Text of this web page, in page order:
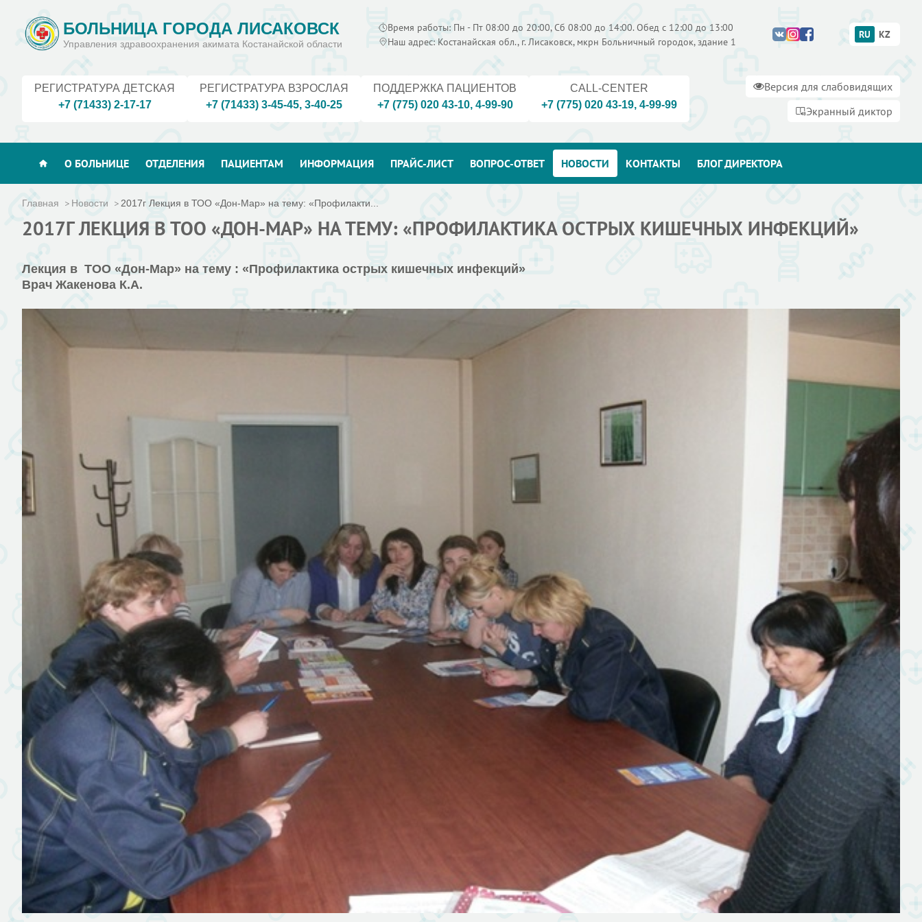
БОЛЬНИЦА ГОРОДА ЛИСАКОВСК
Управления здравоохранения акимата Костанайской области
Время работы: Пн - Пт 08:00 до 20:00, Сб 08:00 до 14:00. Обед с 12:00 до 13:00
Наш адрес: Костанайская обл., г. Лисаковск, мкрн Больничный городок, здание 1
RU KZ
РЕГИСТРАТУРА ДЕТСКАЯ
+7 (71433) 2-17-17
РЕГИСТРАТУРА ВЗРОСЛАЯ
+7 (71433) 3-45-45, 3-40-25
ПОДДЕРЖКА ПАЦИЕНТОВ
+7 (775) 020 43-10, 4-99-90
CALL-CENTER
+7 (775) 020 43-19, 4-99-99
Версия для слабовидящих
Экранный диктор
О БОЛЬНИЦЕ ОТДЕЛЕНИЯ ПАЦИЕНТАМ ИНФОРМАЦИЯ ПРАЙС-ЛИСТ ВОПРОС-ОТВЕТ НОВОСТИ КОНТАКТЫ БЛОГ ДИРЕКТОРА
Главная Новости 2017г Лекция в ТОО «Дон-Мар» на тему: «Профилакти...
2017Г ЛЕКЦИЯ В ТОО «ДОН-МАР» НА ТЕМУ: «ПРОФИЛАКТИКА ОСТРЫХ КИШЕЧНЫХ ИНФЕКЦИЙ»
Лекция в ТОО «Дон-Мар» на тему : «Профилактика острых кишечных инфекций»
Врач Жакенова К.А.